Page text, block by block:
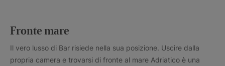
Fronte mare
Il vero lusso di Bar risiede nella sua posizione. Uscire dalla
propria camera e trovarsi di fronte al mare Adriatico è una